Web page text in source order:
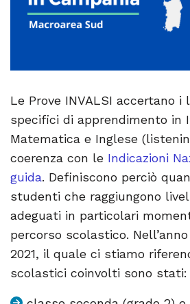
Le Prove INVALSI accertano i
specifici di apprendimento in
Matematica e Inglese
coerenza con le Indicazioni
guida. Definiscono perciò
studenti che raggiungono
adeguati in particolari
percorso scolastico.
2021, il quale ci stiamo
scolastici coinvolti sono stati: